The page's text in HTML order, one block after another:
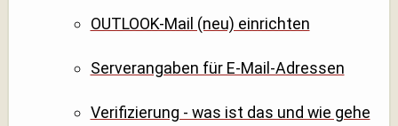
OUTLOOK-Mail (neu) einrichten
Serverangaben für E-Mail-Adressen
Verifizierung - was ist das und wie gehe